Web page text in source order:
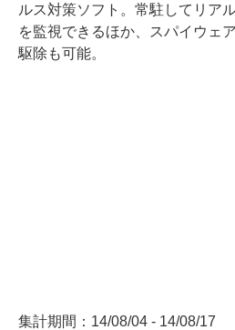
ルス対策ソフト。常駐してリア
を監視できるほか、スパイウェ
駆除も可能。
集計期間：14/08/04 - 14/08/17